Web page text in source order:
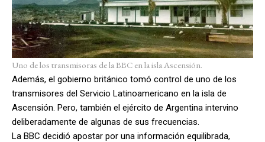
Uno de los transmisoras de la BBC en la isla Ascensión.
Además, el gobierno británico tomó control de uno de los
transmisores del Servicio Latinoamericano en la isla de
Ascensión. Pero, también el ejército de Argentina intervino
deliberadamente de algunas de sus frecuencias.
La BBC decidió apostar por una información equilibrada,